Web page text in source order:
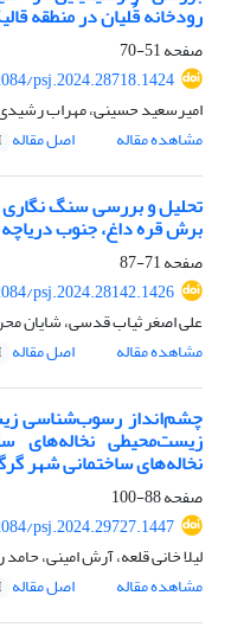
رودخانه‌ قُلیان در منطقه
صفحه51-70
psj.2024.28718.1424
امیرسعید حسینی، مهراب
مشاهده مقاله
اصل مقاله
تحلیل و بررسی سنگ
برش قره داغ، جنوب دریاچه
صفحه71-87
psj.2024.28142.1426
علی اصغر ثیاب قدسی، شایان
مشاهده مقاله
اصل مقاله
چشم‌انداز رسوب‌شناسی
زیست‌محیطی نخاله‌های
نخاله‌های ساختمانی شهر
صفحه88-100
psj.2024.29727.1447
لیلا خانی قلعه، آرش امینی،
مشاهده مقاله
اصل مقاله